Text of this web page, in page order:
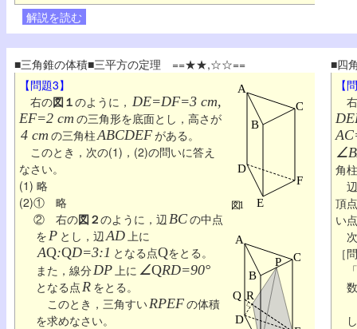
解説を読む
■三角錐の体積■三平方の定理 ==★★,☆☆==
【問題3】
右の図１のように， DE=DF=3 cm,
EF=2 cm の三角形を底面とし，高さが
4 cm の三角柱ABCDEFがある。
このとき，次の(1)，(2)の問いに答え
なさい。
(1) 略
(2)① 略
② 右の図２のように，辺BCの中点
をP とし，辺AD上に
AQ:QD=3:1 となる点Qをとる。
また，線分DP上に ∠QRD=90°
となる点R をとる。
このとき，三角すいRPEFの体積
を求めなさい。
■四
【
角
辺
頂点
い
［